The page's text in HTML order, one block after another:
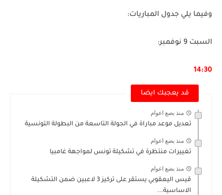
وفيما يلي جدول المباريات:
السبت 9 نوفمبر:
14:30
قد يعجبك ايضا
منذ بضع اعوام
تعديل موعد مباراة في الجولة التاسعة من البطولة التونسية
منذ بضع اعوام
تغييرات منتظرة في تشكيلة تونس لمواجهة غامبيا
منذ بضع اعوام
قيس اليعقوبي يستقر على تركيز 3 لاعبين ضمن التشكيلة
الاساسية...